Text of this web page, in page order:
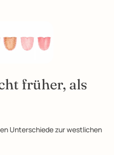
früher, als
Unterschiede zur westlichen